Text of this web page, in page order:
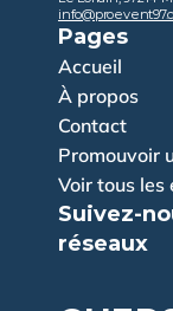
Pages
Accueil
À propos
Contact
Promouvoir
Voir tous les
Suivez-
réseaux